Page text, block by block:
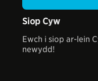
Siop Cyw
Ewch i siop ar-lein
newydd!